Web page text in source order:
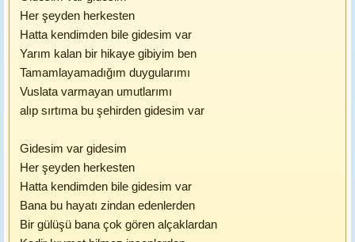
Her şeyden herkesten
Hatta kendimden bile gidesim var
Yarım kalan bir hikaye gibiyim ben
Tamamlayamadığım duygularımı
Vuslata varmayan umutlarımı
alıp sırtıma bu şehirden gidesim var
Gidesim var gidesim
Her şeyden herkesten
Hatta kendimden bile gidesim var
Bana bu hayatı zindan edenlerden
Bir gülüşü bana çok gören alçaklardan